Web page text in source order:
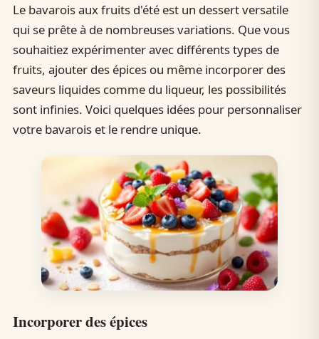
Le bavarois aux fruits d'été est un dessert versatile
qui se prête à de nombreuses variations. Que vous
souhaitiez expérimenter avec différents types de
fruits, ajouter des épices ou même incorporer des
saveurs liquides comme du liqueur, les possibilités
sont infinies. Voici quelques idées pour personnaliser
votre bavarois et le rendre unique.
Incorporer des épices